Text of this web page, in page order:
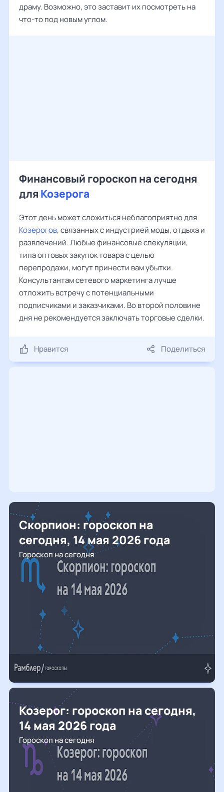
драму. Возможно, это заставит их посмотреть на
что-то под новым углом.
Финансовый гороскоп на сегодня
для Козерога
Этот день может сложиться неблагоприятно для
Козерогов, связанных с индустрией моды, отдыха и
развлечений. Любые финансовые спекуляции,
типа оптовых закупок товара с целью
перепродажи, могут принести вам убытки.
Консультантам сетевого маркетинга лучше
отложить встречу с потенциальными
подписчиками и заказчиками. Во второй половине
дня не рекомендуется заключать торговые сделки.
Нравится Поделиться
Скорпион: гороскоп на
сегодня, 14 мая 2026 года
Гороскоп на сегодня
Козерог: гороскоп на сегодня,
14 мая 2026 года
Гороскоп на сегодня